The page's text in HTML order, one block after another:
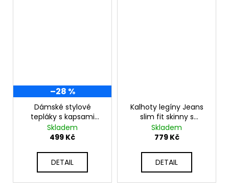
–28 %
Dámské stylové
tepláky s kapsami
BAGGY BOYFRIENDY
MF911
Skladem
499 Kč
DETAIL
Kalhoty legíny Jeans
slim fit skinny s
vysokým sedem
TC557
Skladem
779 Kč
DETAIL